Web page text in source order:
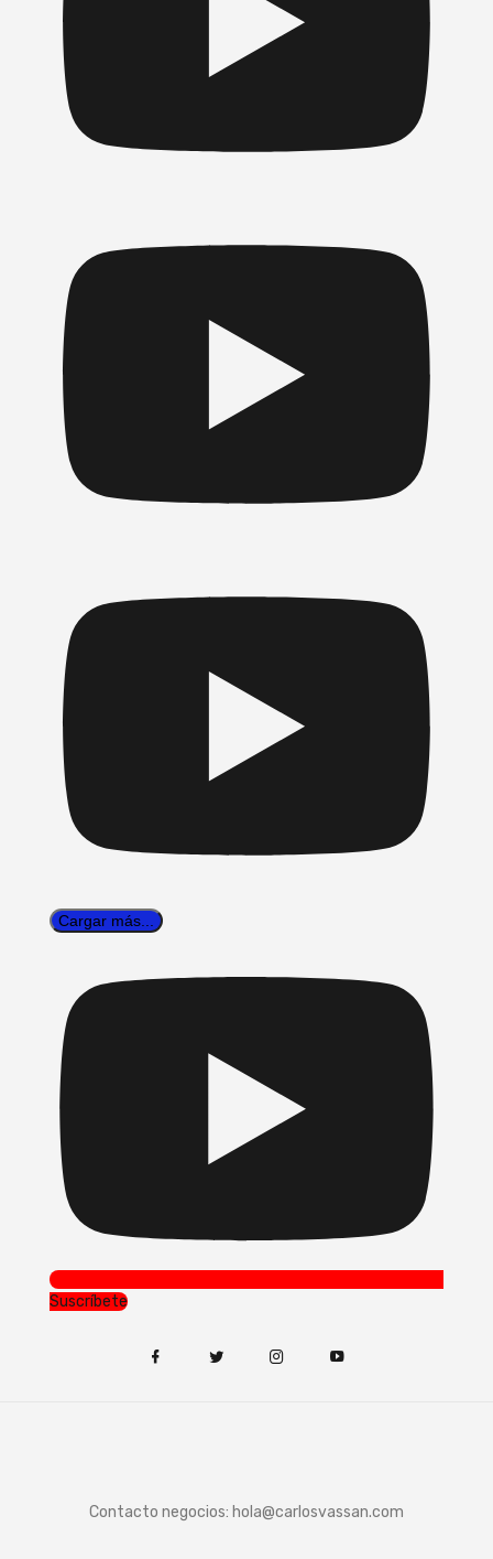
Cargar más...
Suscríbete
Contacto negocios: hola@carlosvassan.com